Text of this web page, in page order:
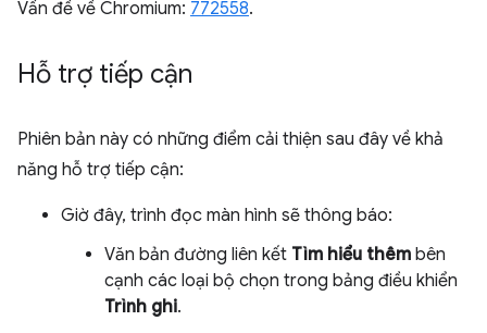
Vấn đề về Chromium: 772558.
Hỗ trợ tiếp cận
Phiên bản này có những điểm cải thiện sau đây về khả
năng hỗ trợ tiếp cận:
Giờ đây, trình đọc màn hình sẽ thông báo:
Văn bản đường liên kết Tìm hiểu thêm bên
cạnh các loại bộ chọn trong bảng điều khiển
Trình ghi.